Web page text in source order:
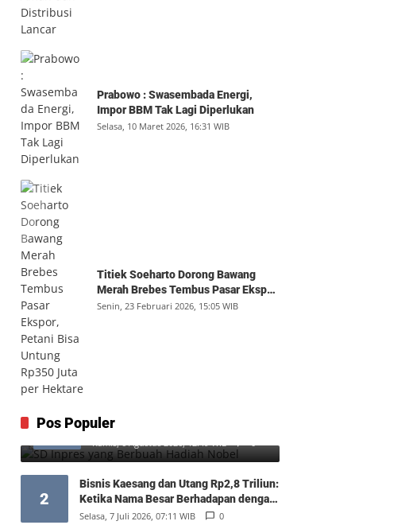
Prabowo : Swasembada Energi,
Impor BBM Tak Lagi Diperlukan
Selasa, 10 Maret 2026, 16:31 WIB
Titiek Soeharto Dorong Bawang
Merah Brebes Tembus Pasar Ekspor,
Petani Bisa Untung Rp350 Juta per
Senin, 23 Februari 2026, 15:05 WIB
Pos Populer
1
Nobel
Kamis, 6 Agustus 2026, 12:49 WIB 0
2
Bisnis Kaesang dan Utang Rp2,8 Triliun:
Ketika Nama Besar Berhadapan dengan
Hukum Pasar
Selasa, 7 Juli 2026, 07:11 WIB 0